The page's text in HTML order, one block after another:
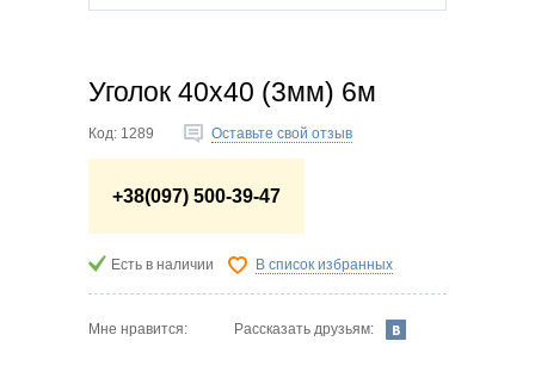
Уголок 40х40 (3мм) 6м
Код: 1289 Оставьте свой отзыв
+38(097) 500-39-47
Есть в наличии В список избранных
Мне нравится: Рассказать друзьям: